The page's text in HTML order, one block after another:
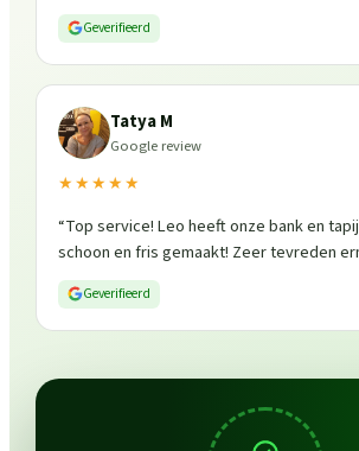
Geverifieerd
Tatya M
Google review
★★★★★
“Top service! Leo heeft onze bank en
schoon en fris gemaakt! Zeer tevreden
Geverifieerd